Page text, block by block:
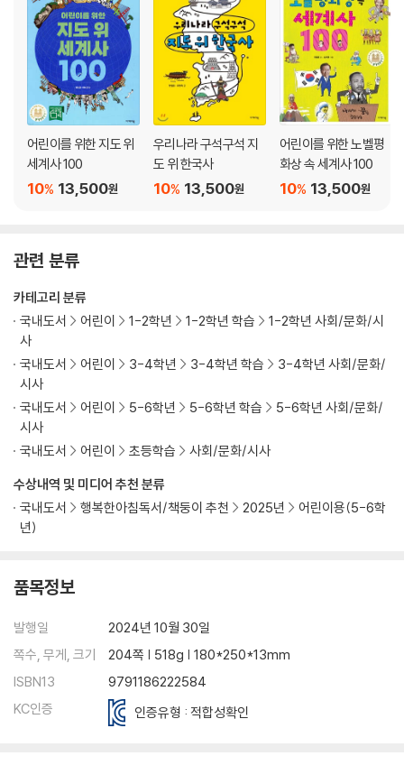
군부에 맞서기 위해 민족이 힘을 합쳐야 한다고요? 158
ㆍ6부 종교
강대국 사이에서 고통받는 사람들이 있어요 164
팔레스타인에는 누가 살아야 할까요? 167
시아파와 수니파는 왜 싸우나요? 170
신의 이름으로 사람을 죽인다고요? 173
예멘, 하나의 나라에 정부가 2개라고요? 176
세상을 울린 3세 난민 어린이의 죽음 179
ㆍ꼬마 세계 시민을 사회 개념어 수업 188
ㆍ찾아보기 200
어린이를 위한 지도 위
세계사 100
13,500원
10%
우리나라 구석구석 지
도 위 한국사
13,500원
10%
어린이를 위한 노벨평
화상 속 세계사 100
13,500원
10%
관련 분류
수상내역 및 미디어 추천 분류
국내도서
행복한아침독서/책둥이 추천 2025년
어린이용(5-6학
년)
카테고리 분류
국내도서
어린이 1-2학년 1-2학년 학습
1-2학년 사회/문화/시
사
국내도서
어린이 3-4학년 3-4학년 학습
3-4학년 사회/문화/
시사
국내도서
어린이 5-6학년 5-6학년 학습
5-6학년 사회/문화/
시사
국내도서
어린이 초등학습 사회/문화/시사
품목정보
발행일
2024년 10월 30일
쪽수, 무게, 크기
204쪽 | 518g | 180*250*13mm
ISBN13
9791186222584
KC인증
인증유형 : 적합성확인